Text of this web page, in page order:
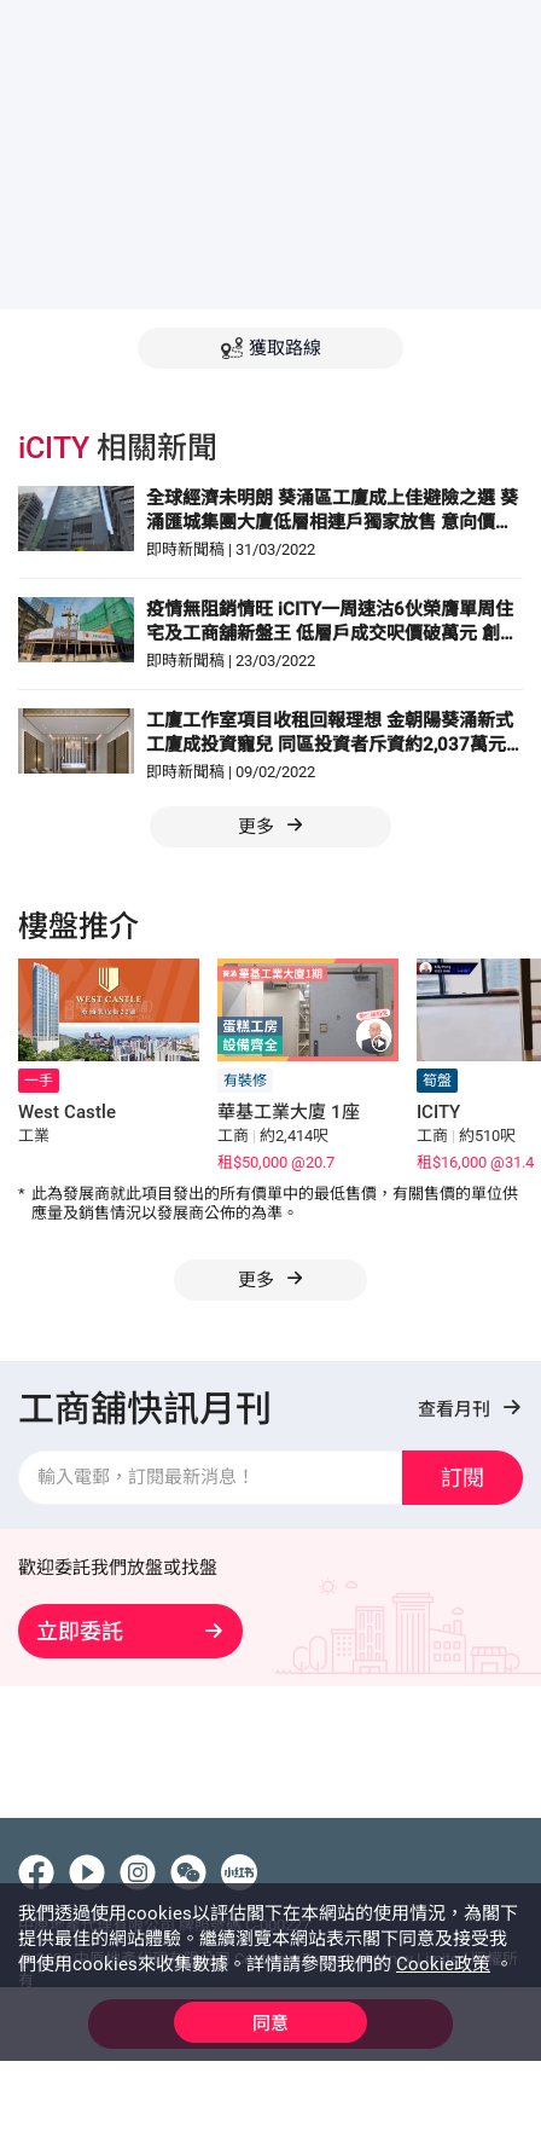
獲取路線
iCITY 相關新聞
全球經濟未明朗 葵涌區工廈成上佳避險之選 葵
涌匯城集團大廈低層相連戶獨家放售 意向價約
1,388萬元
即時新聞稿 |31/03/2022
疫情無阻銷情旺 iCITY一周速沽6伙榮膺單周住
宅及工商舖新盤王 低層戶成交呎價破萬元 創同
幢及葵涌區工廈新高
即時新聞稿 |23/03/2022
工廈工作室項目收租回報理想 金朝陽葵涌新式
工廈成投資寵兒 同區投資者斥資約2,037萬元
連購iCITY 5伙 由中原促成
即時新聞稿 |09/02/2022
更多
樓盤推介
一手
West Castle
工業
有裝修
華基工業大廈 1座
工商 | 約2,414呎
租$50,000 @20.7
筍盤
ICITY
工商 | 約510呎
租$16,000 @31.4
* 此為發展商就此項目發出的所有價單中的最低售價，有關售價的單位供
應量及銷售情況以發展商公佈的為準。
更多
線上查詢
工商舖快訊月刊 查看月刊
訂閱
歡迎委託我們放盤或找盤
立即委託
中原地產代理有限公司 牌照號碼 C-000227
@ 2026 中原地產代理有限公司 Centaline Property Agency Limited 版權所
有
私隱政策聲明 免責聲明
我們透過使用cookies以評估閣下在本網站的使用情況，為閣下
提供最佳的網站體驗。繼續瀏覽本網站表示閣下同意及接受我
們使用cookies來收集數據。詳情請參閱我們的Cookie政策。
同意